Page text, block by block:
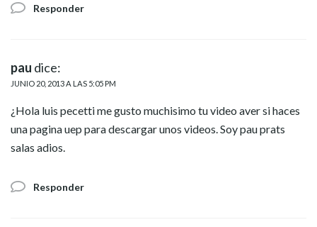
Responder
pau dice:
JUNIO 20, 2013 A LAS 5:05 PM
¿Hola luis pecetti me gusto muchisimo tu video aver si haces
una pagina uep para descargar unos videos. Soy pau prats
salas adios.
Responder